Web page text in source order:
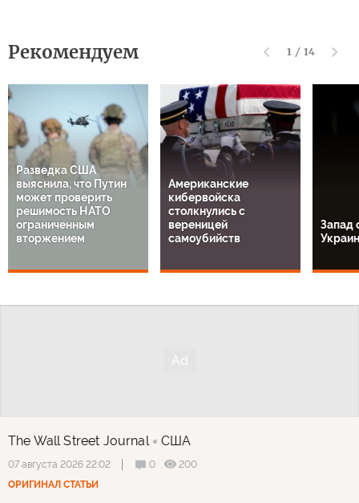
Рекомендуем 1 / 14
Разведка США
выяснила, что Путин
может проверить
решимость НАТО
ограниченным
вторжением
Американские
кибервойска
столкнулись с
вереницей
самоубийств
Запад
The Wall Street Journal США
07 августа 2026 22:02 0
200
ОРИГИНАЛ СТАТЬИ